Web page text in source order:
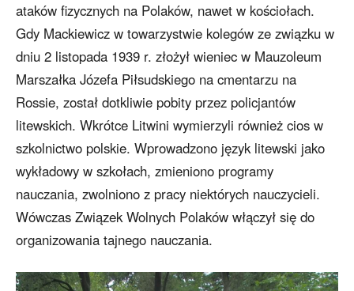
ataków fizycznych na Polaków, nawet w kościołach.
Gdy Mackiewicz w towarzystwie kolegów ze związku w
dniu 2 listopada 1939 r. złożył wieniec w Mauzoleum
Marszałka Józefa Piłsudskiego na cmentarzu na
Rossie, został dotkliwie pobity przez policjantów
litewskich. Wkrótce Litwini wymierzyli również cios w
szkolnictwo polskie. Wprowadzono język litewski jako
wykładowy w szkołach, zmieniono programy
nauczania, zwolniono z pracy niektórych nauczycieli.
Wówczas Związek Wolnych Polaków włączył się do
organizowania tajnego nauczania.